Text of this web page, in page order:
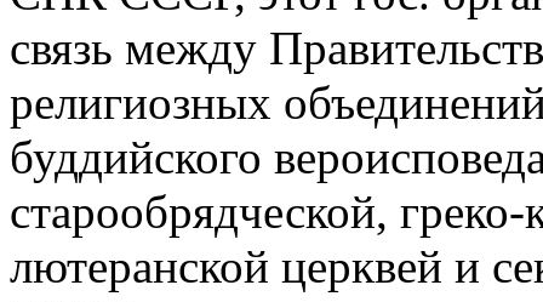
связь между
религиозных
буддийского
старообрядческой,
лютеранской церквей и